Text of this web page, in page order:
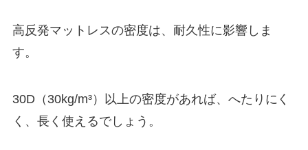
高反発マットレスの密度は、耐久性に影響しま
す。
30D（30kg/m³）以上の密度があれば、へたりにく
く、長く使えるでしょう。